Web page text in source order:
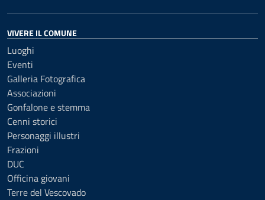
VIVERE IL COMUNE
Luoghi
Eventi
Galleria Fotografica
Associazioni
Gonfalone e stemma
Cenni storici
Personaggi illustri
Frazioni
DUC
Officina giovani
Terre del Vescovado